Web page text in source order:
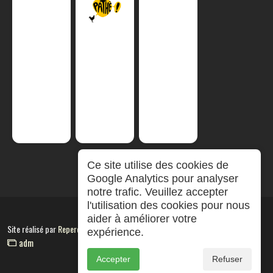
Site réalisé parRepereCom
adm
Ce site utilise des cookies de
Google Analytics pour analyser
notre trafic. Veuillez accepter
l'utilisation des cookies pour nous
aider à améliorer votre
expérience.
Accepter Refuser